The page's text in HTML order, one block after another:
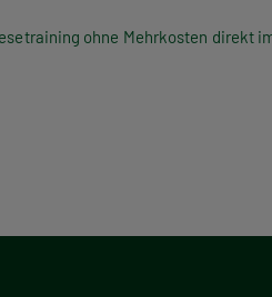
ohne Mehrkosten direkt